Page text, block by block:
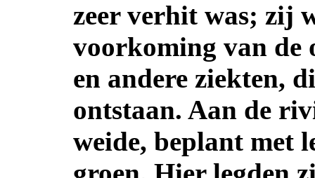
zeer verhit was; zij
voorkoming van de
en andere ziekten,
ontstaan. Aan de
weide, beplant met